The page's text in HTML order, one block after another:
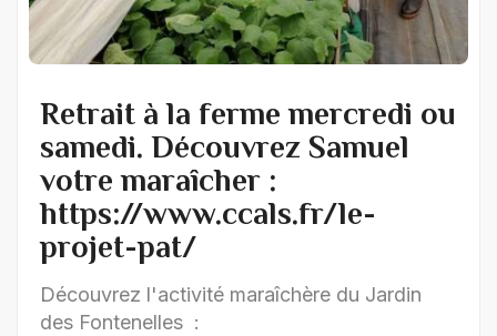
Retrait à la ferme mercredi ou
samedi. Découvrez Samuel
votre maraîcher :
https://www.ccals.fr/le-
projet-pat/
Découvrez l'activité maraîchère du Jardin
des Fontenelles :